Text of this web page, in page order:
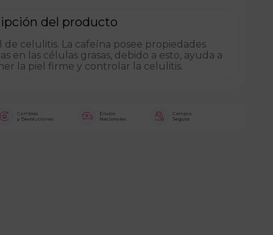
del producto
de celulitis. La cafeína posee propiedades
en las células grasas, debido a esto, ayuda a
la piel firme y controlar la celulitis.